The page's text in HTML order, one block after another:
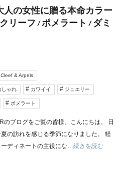
の女性に贈る本命カラー
リーフ / ポメラート / ダミ
& Arpels
しゃれ カワイイ ジュエリー
ポメラート
のブログをご覧の皆様、こんにちは。 日
の訪れを感じる季節になりました。 軽
ディネートの主役にな …続きを読む